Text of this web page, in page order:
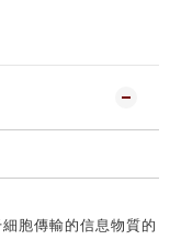
胞傳輸的信息物質的